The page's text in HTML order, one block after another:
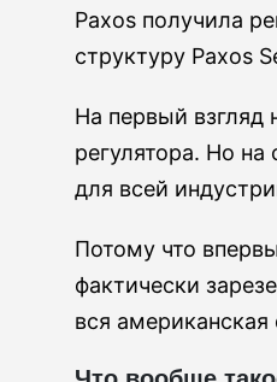
Paxos получила
структуру Paxos
На первый взгляд
регулятора. Но
для всей
Потому что
фактически
вся